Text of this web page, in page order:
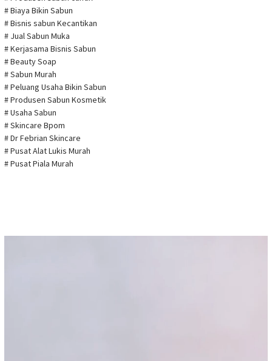
# Biaya Bikin Sabun
# Bisnis sabun Kecantikan
# Jual Sabun Muka
# Kerjasama Bisnis Sabun
# Beauty Soap
# Sabun Murah
# Peluang Usaha Bikin Sabun
# Produsen Sabun Kosmetik
# Usaha Sabun
# Skincare Bpom
# Dr Febrian Skincare
# Pusat Alat Lukis Murah
# Pusat Piala Murah